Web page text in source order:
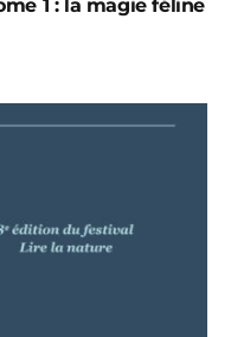
1 : la magie féline